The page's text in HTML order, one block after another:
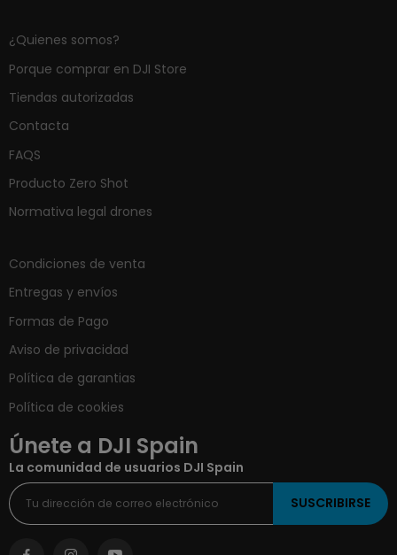
¿Quienes somos?
Porque comprar en DJI Store
Tiendas autorizadas
Contacta
FAQS
Producto Zero Shot
Normativa legal drones
Condiciones de venta
Entregas y envíos
Formas de Pago
Aviso de privacidad
Política de garantias
Política de cookies
Únete a DJI Spain
La comunidad de usuarios DJI Spain
SUSCRIBIRSE